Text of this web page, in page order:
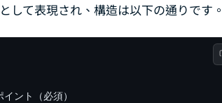
して表現され、構造は以下の通りです。
ト（必須）